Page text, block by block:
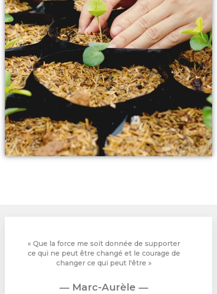
« Que la force me soit donnée de supporter
ce qui ne peut être changé et le courage de
changer ce qui peut l'être »
― Marc-Aurèle ―